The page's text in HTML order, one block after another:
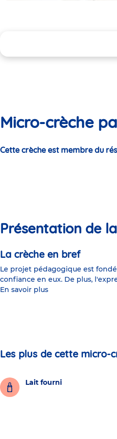
Micro-crèche
Cette crèche est membre du
Présentation de
La crèche en bref
Le projet pédagogique est
confiance en eux. De plus,
En savoir plus
Les plus de cette micro-
Lait fourni